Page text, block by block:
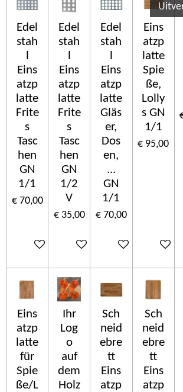
Edel
stah
Eins
atzp
latte
Frite
s
Tasc
hen
GN
1/1
€ 70,00
In winkelwagen
Edel
stah
Eins
atzp
latte
Frite
s
Tasc
hen
GN
1/2
V
€ 35,00
In winkelwagen
Edel
stah
Eins
atzp
latte
Gläs
er,
Dos
en,
...
GN
1/1
€ 70,00
In winkelwagen
Eins
atzp
latte
Spie
ße,
Lolly
s GN
1/1
€ 95,00
In
Eins
atzp
latte
für
Spie
ße/L
Ihr
Log
o
auf
dem
Holz
Sch
neid
ebre
tt
Eins
atzp
Sch
neid
ebre
tt
Eins
atzp